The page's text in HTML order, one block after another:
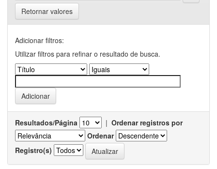
Retornar valores
Adicionar filtros:
Utilizar filtros para refinar o resultado de busca.
Resultados/Página | Ordenar registros por
Ordenar
Registro(s)